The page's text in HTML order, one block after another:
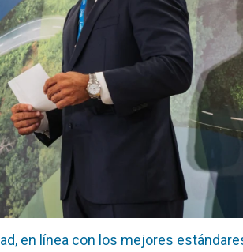
en línea con los mejores